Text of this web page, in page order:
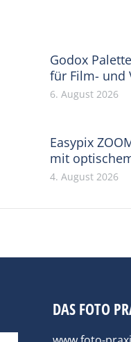
Godox
für Film- und
6. August 2026
Easypix
mit
4. August 2026
DAS FOTO